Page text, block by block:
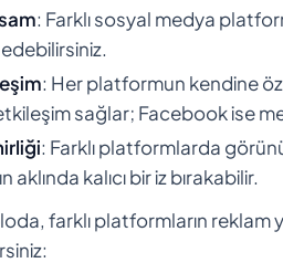
: Farklı sosyal medya
: Her platformun kendine
sağlar; Facebook ise
: Farklı platformlarda
aklında kalıcı bir iz bırakabilir.
farklı platformların